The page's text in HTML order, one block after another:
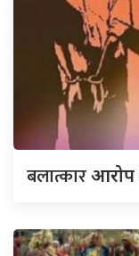
बलात्कारआरोप